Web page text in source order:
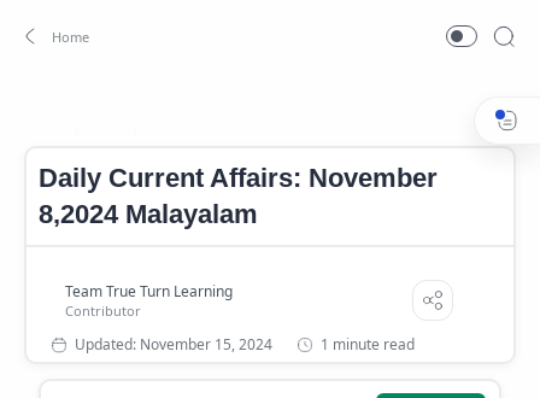
Daily Current Affairs: November
8,2024 Malayalam
1 minute read